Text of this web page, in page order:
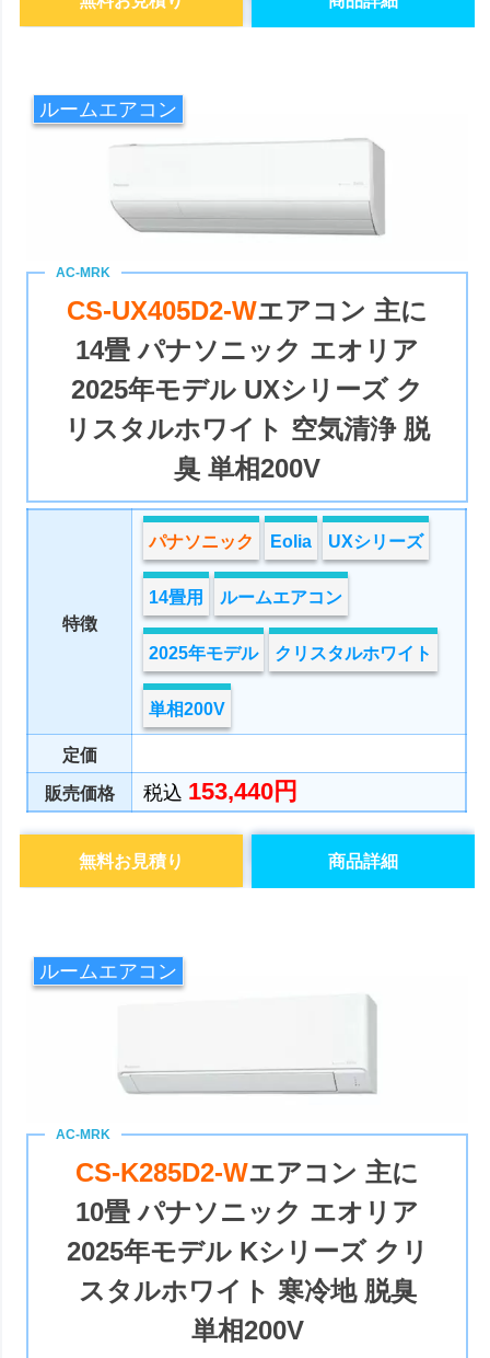
ルームエアコン
CS-UX405D2-Wエアコン 主に
14畳 パナソニック エオリア
2025年モデル UXシリーズ ク
リスタルホワイト 空気清浄 脱
臭 単相200V
特徴
パナソニック Eolia UXシリーズ
14畳用 ルームエアコン
2025年モデル クリスタルホワイト
単相200V
定価
販売価格 税込 153,440円
商品詳細
無料お見積り
ルームエアコン
CS-K285D2-Wエアコン 主に
10畳 パナソニック エオリア
2025年モデル Kシリーズ クリ
スタルホワイト 寒冷地 脱臭
単相200V